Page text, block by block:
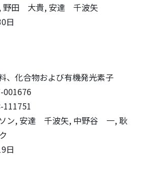
野田 大貴, 安達 千波矢
日
、化合物および有機発光素子
001676
111751
ン, 安達 千波矢, 中野谷 一, 耿
日